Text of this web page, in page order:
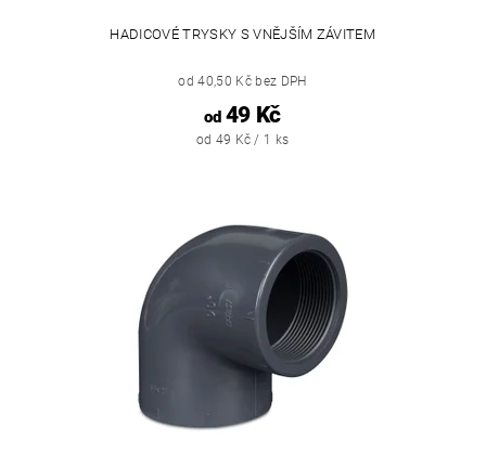
HADICOVÉ TRYSKY S VNĚJŠÍM ZÁVITEM
od 40,50 Kč bez DPH
od49 Kč
od 49 Kč / 1 ks